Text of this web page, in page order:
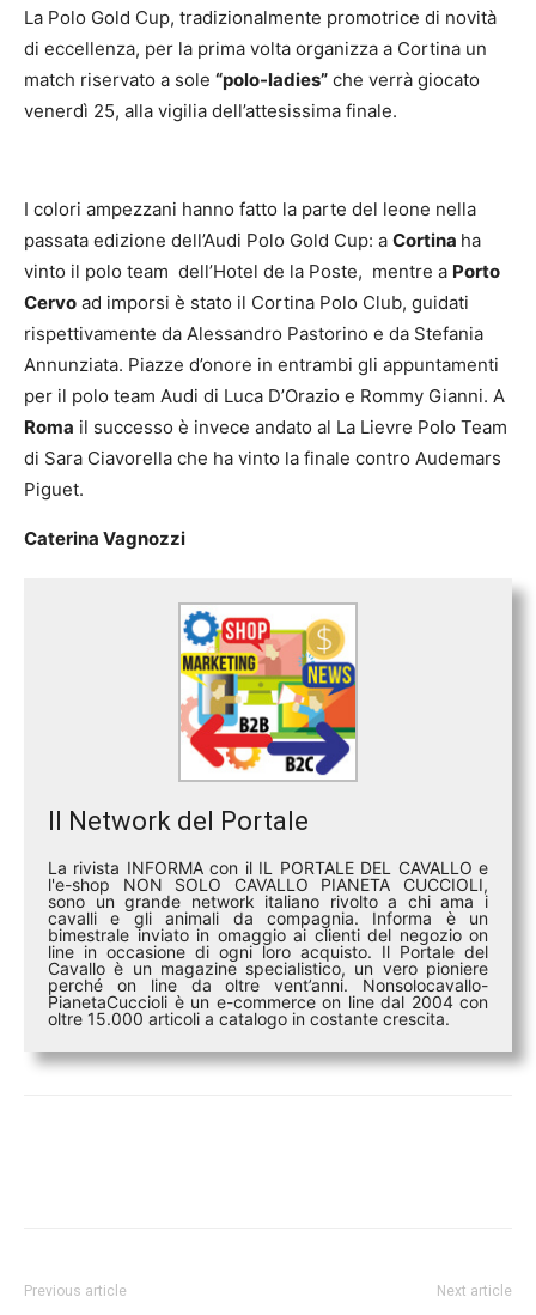
La Polo Gold Cup, tradizionalmente promotrice di novità
di eccellenza, per la prima volta organizza a Cortina un
match riservato a sole “polo-ladies” che verrà giocato
venerdì 25, alla vigilia dell’attesissima finale.
I colori ampezzani hanno fatto la parte del leone nella
passata edizione dell’Audi Polo Gold Cup: a Cortina ha
vinto il polo team dell’Hotel de la Poste, mentre a Porto
Cervo ad imporsi è stato il Cortina Polo Club, guidati
rispettivamente da Alessandro Pastorino e da Stefania
Annunziata. Piazze d’onore in entrambi gli appuntamenti
per il polo team Audi di Luca D’Orazio e Rommy Gianni. A
Roma il successo è invece andato al La Lievre Polo Team
di Sara Ciavorella che ha vinto la finale contro Audemars
Piguet.
Caterina Vagnozzi
Il Network del Portale
La rivista INFORMA con il IL PORTALE DEL CAVALLO e
l'e-shop NON SOLO CAVALLO PIANETA CUCCIOLI,
sono un grande network italiano rivolto a chi ama i
cavalli e gli animali da compagnia. Informa è un
bimestrale inviato in omaggio ai clienti del negozio on
line in occasione di ogni loro acquisto. Il Portale del
Cavallo è un magazine specialistico, un vero pioniere
perché on line da oltre vent’anni. Nonsolocavallo-
PianetaCuccioli è un e-commerce on line dal 2004 con
oltre 15.000 articoli a catalogo in costante crescita.
Previous article Next article